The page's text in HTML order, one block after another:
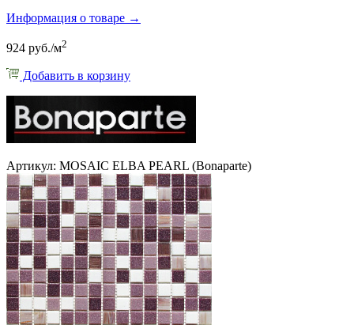
Информация о товаре →
924 руб./м2
Добавить в корзину
Артикул: MOSAIC ELBA PEARL (Bonaparte)